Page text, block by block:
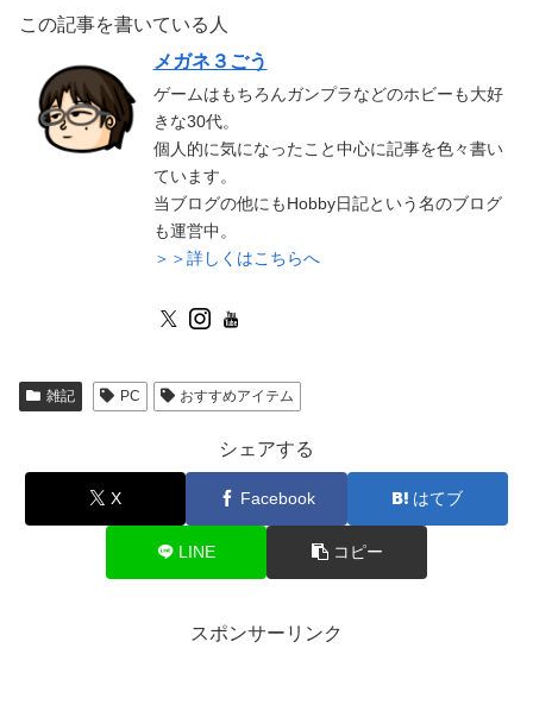
この記事を書いている人
メガネ３ごう
ゲームはもちろんガンプラなどのホビーも大好
きな30代。
個人的に気になったこと中心に記事を色々書い
ています。
当ブログの他にもHobby日記という名のブログ
も運営中。
＞＞詳しくはこちらへ
雑記 PC おすすめアイテム
シェアする
X Facebook はてブ
LINE コピー
スポンサーリンク